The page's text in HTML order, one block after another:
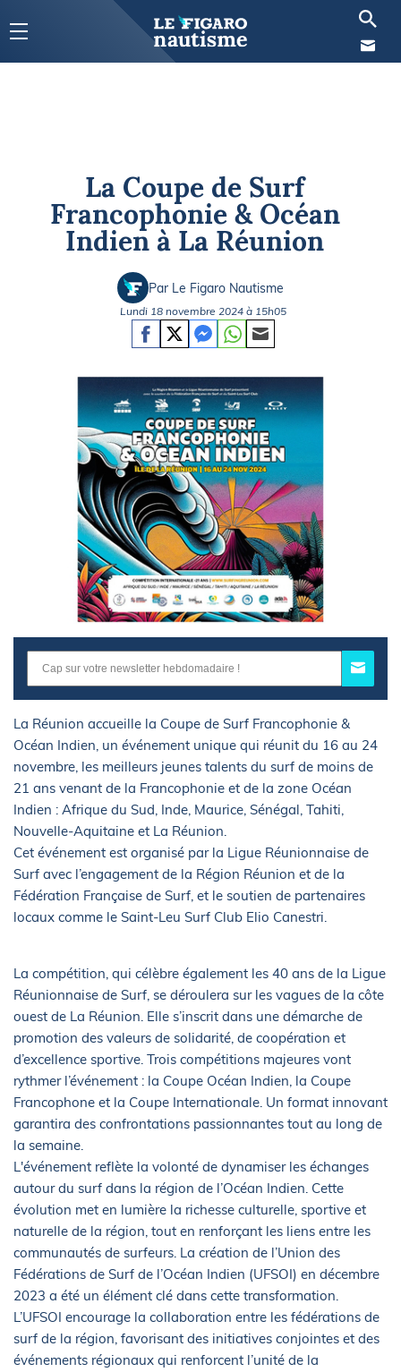
La Coupe de Surf
Francophonie & Océan
Indien à La Réunion
Par Le Figaro Nautisme
Lundi 18 novembre 2024 à 15h05
La Réunion accueille la Coupe de Surf Francophonie &
Océan Indien, un événement unique qui réunit du 16 au 24
novembre, les meilleurs jeunes talents du surf de moins de
21 ans venant de la Francophonie et de la zone Océan
Indien : Afrique du Sud, Inde, Maurice, Sénégal, Tahiti,
Nouvelle-Aquitaine et La Réunion.
Cet événement est organisé par la Ligue Réunionnaise de
Surf avec l’engagement de la Région Réunion et de la
Fédération Française de Surf, et le soutien de partenaires
locaux comme le Saint-Leu Surf Club Elio Canestri.
La compétition, qui célèbre également les 40 ans de la Ligue
Réunionnaise de Surf, se déroulera sur les vagues de la côte
ouest de La Réunion. Elle s’inscrit dans une démarche de
promotion des valeurs de solidarité, de coopération et
d’excellence sportive. Trois compétitions majeures vont
rythmer l’événement : la Coupe Océan Indien, la Coupe
Francophone et la Coupe Internationale. Un format innovant
garantira des confrontations passionnantes tout au long de
la semaine.
L'événement reflète la volonté de dynamiser les échanges
autour du surf dans la région de l’Océan Indien. Cette
évolution met en lumière la richesse culturelle, sportive et
naturelle de la région, tout en renforçant les liens entre les
communautés de surfeurs. La création de l’Union des
Fédérations de Surf de l’Océan Indien (UFSOI) en décembre
2023 a été un élément clé dans cette transformation.
L’UFSOI encourage la collaboration entre les fédérations de
surf de la région, favorisant des initiatives conjointes et des
événements régionaux qui renforcent l’unité de la